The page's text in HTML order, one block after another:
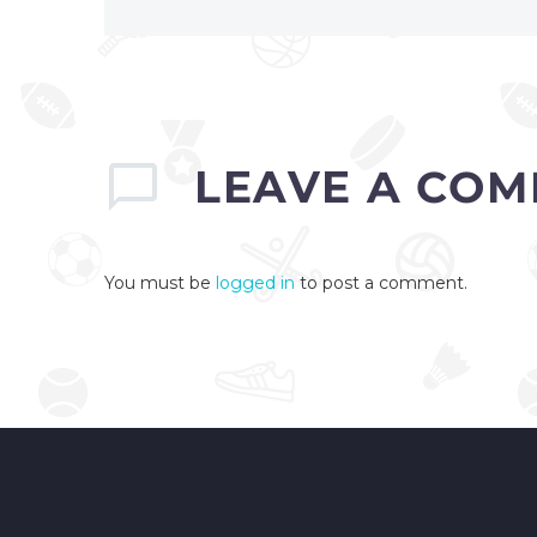
LEAVE A
You must be logged in to post a comment.